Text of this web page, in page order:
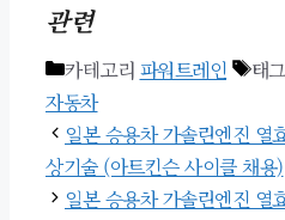
관련
카테고리 파워트레인 태그
자동차
일본 승용차 가솔린엔진 열
상기술 (아트킨슨 사이클 채용)
일본 승용차 가솔린엔진 열